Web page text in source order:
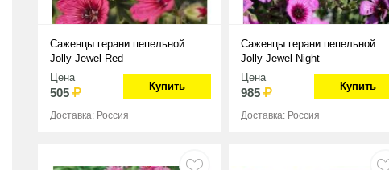
Саженцы герани пепельной
Jolly Jewel Red
Цена
505 Купить
Доставка: Россия
Саженцы герани пепельной
Jolly Jewel Night
Цена
985 Купить
Доставка: Россия